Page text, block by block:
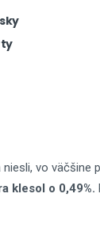
vo väčšine
klesol o 0,49%.